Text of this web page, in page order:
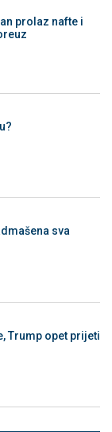
prolaz nafte i
sva
Trump opet prijeti